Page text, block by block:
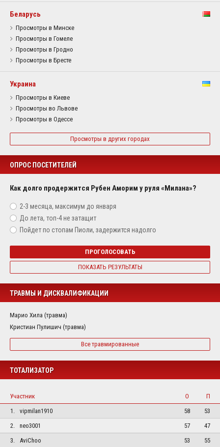
Беларусь
Просмотры в Минске
Просмотры в Гомеле
Просмотры в Гродно
Просмотры в Бресте
Украина
Просмотры в Киеве
Просмотры во Львове
Просмотры в Одессе
Просмотры в других городах
ОПРОС ПОСЕТИТЕЛЕЙ
Как долго продержится Рубен Аморим у руля «Милана»?
2-3 месяца, максимум до января
До лета, топ-4 не затащит
Пойдет по стопам Пиоли, задержится надолго
ПРОГОЛОСОВАТЬ
ПОКАЗАТЬ РЕЗУЛЬТАТЫ
ТРАВМЫ И ДИСКВАЛИФИКАЦИИ
Марио Хила (травма)
Кристиан Пулишич (травма)
Все травмированные
ТОТАЛИЗАТОР
Участник О
П
1.
vipmilan1910 58
53
2.
neo3001 57
47
3.
AviChoo 53 55